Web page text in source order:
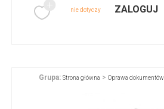
nie dotyczy ZALOGUJ
Grupa: Strona główna > Oprawa dokumentów